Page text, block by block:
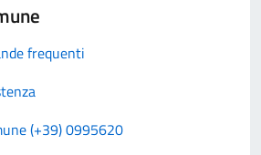
frequenti
(+39) 0995620